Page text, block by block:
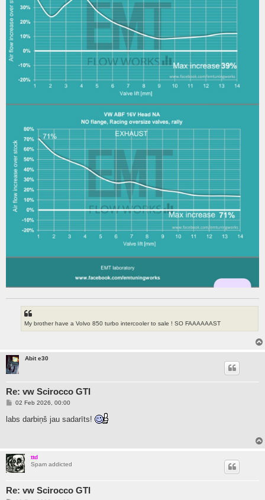
My brother have a Volvo 850 turbo intercooler to sale ! SO FAAAAAAST
Abit e30
Re: vw Scirocco GTI
P
s
t
02 Feb 2026, 00:00
labs darbiņš jau sadarīts!
ttd
Spam addicted
Re: vw Scirocco GTI